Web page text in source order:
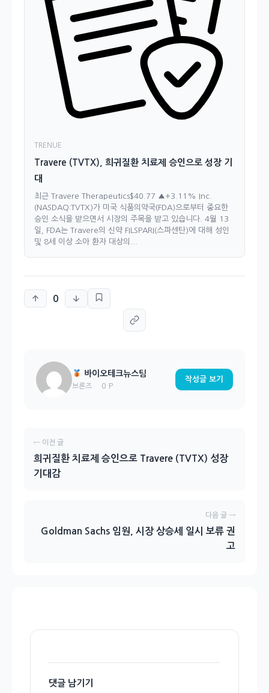
TRENUE
Travere (TVTX), 희귀질환 치료제 승인으로 성장 기
대
최근 Travere Therapeutics$40.77 ▲+3.11% Inc.
(NASDAQ:TVTX)가 미국 식품의약국(FDA)으로부터 중요한
승인 소식을 받으면서 시장의 주목을 받고 있습니다. 4월 13
일, FDA는 Travere의 신약 FILSPARI(스파센탄)에 대해 성인
및 8세 이상 소아 환자 대상의...
0
바이오테크뉴스팀
브론즈 0 P
작성글 보기
← 이전 글
희귀질환 치료제 승인으로 Travere (TVTX) 성장
기대감
다음 글 →
Goldman Sachs 임원, 시장 상승세 일시 보류 권
고
댓글 남기기